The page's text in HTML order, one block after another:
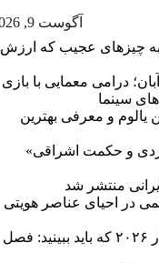
آگوست 9, 2026
چیزهای عجیب که ارزش
درامی معمایی با بازی
سینما
یالوم و معرفی بهترین
و حکمت اشراقی»
منتشر شد
در احیای عناصر هویتی
۱۰انیمه برتر بهار ۲۰۲۶ که باید ببینید: فصل